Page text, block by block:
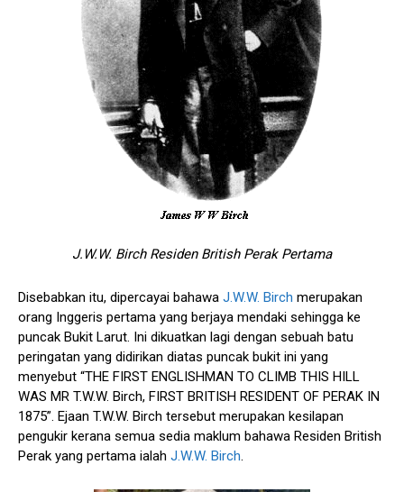
J.W.W. Birch Residen British Perak Pertama
Disebabkan itu, dipercayai bahawa J.W.W. Birch merupakan
orang Inggeris pertama yang berjaya mendaki sehingga ke
puncak Bukit Larut. Ini dikuatkan lagi dengan sebuah batu
peringatan yang didirikan diatas puncak bukit ini yang
menyebut “THE FIRST ENGLISHMAN TO CLIMB THIS HILL
WAS MR T.W.W. Birch, FIRST BRITISH RESIDENT OF PERAK IN
1875”. Ejaan T.W.W. Birch tersebut merupakan kesilapan
pengukir kerana semua sedia maklum bahawa Residen British
Perak yang pertama ialah J.W.W. Birch.